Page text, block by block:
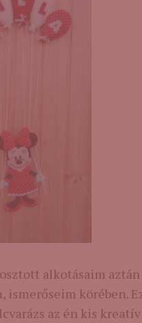
alkotásaim
körében.
az én kis kreatív